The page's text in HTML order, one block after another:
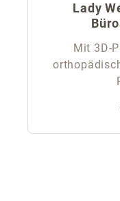
Lady
Mit 3D-